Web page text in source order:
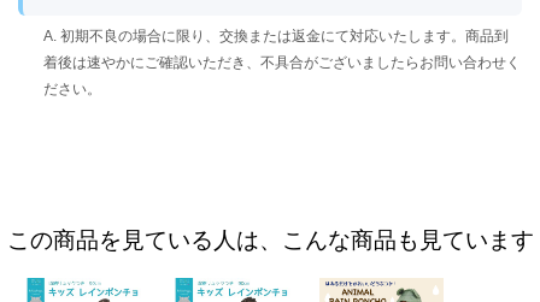
A. 初期不良の場合に限り、交換または返金にて対応いたします。商品到
着後は速やかにご確認いただき、不具合がございましたらお問い合わせく
ださい。
この商品を見ている人は、こんな商品も見ています